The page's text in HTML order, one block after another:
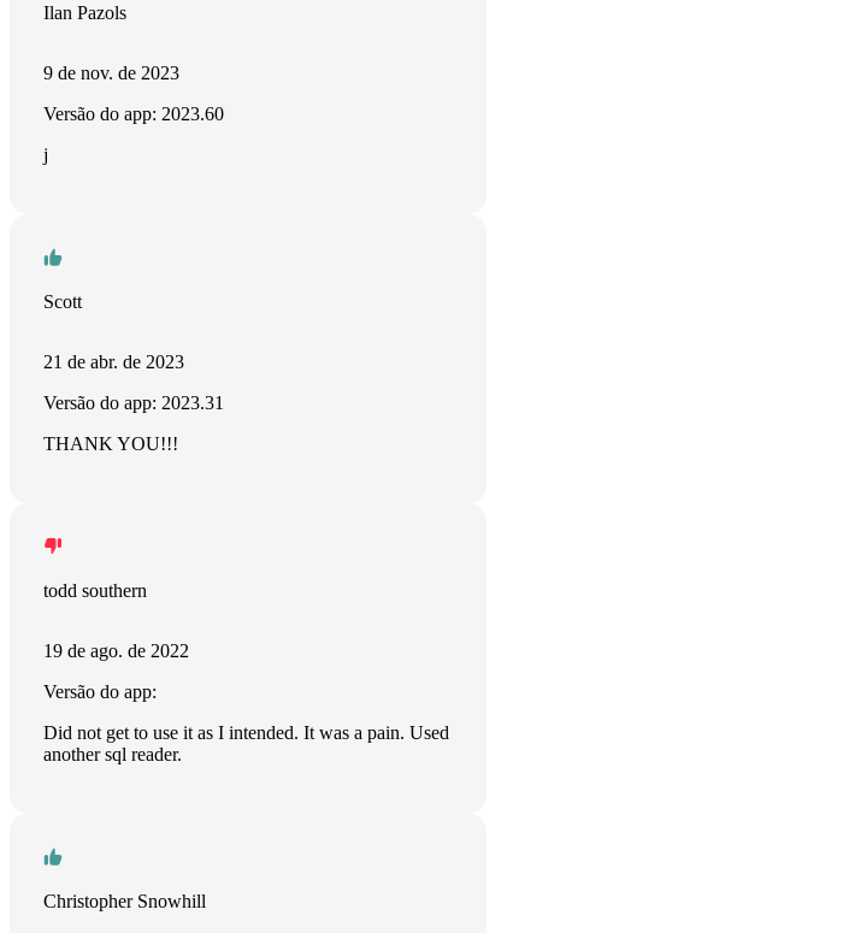
Ilan Pazols
9 de nov. de 2023
Versão do app: 2023.60
j
Scott
21 de abr. de 2023
Versão do app: 2023.31
THANK YOU!!!
todd southern
19 de ago. de 2022
Versão do app:
Did not get to use it as I intended. It was a pain. Used
another sql reader.
Christopher Snowhill